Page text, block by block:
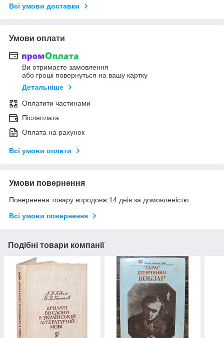
Всі умови доставки
Умови оплати
Ви отримаєте замовлення
або гроші повернуться на вашу картку
Детальніше
Оплатити частинами
Післяплата
Оплата на рахунок
Всі умови оплати
Умови повернення
Повернення товару впродовж 14 днів за домовленістю
Всі умови повернення
Подібні товари компанії